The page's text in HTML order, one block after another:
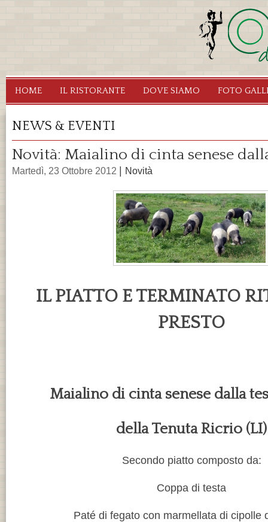
Osteria
dei
Fauni
Ristorante
Segrate
HOME IL RISTORANTE DOVE SIAMO FOTO
NEWS & EVENTI
Novità: Maialino di cinta senese
Martedì, 23 Ottobre 2012 Novità
IL PIATTO E TERMINATO
PRESTO
Maialino di cinta senese dalla
della Tenuta Ricrio (LI)
Secondo piatto composto da:
Coppa di testa
Paté di fegato con marmellata di cipolle
Pagine